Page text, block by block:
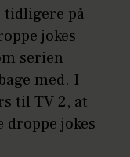
tidligere på
jokes
serien
med. I
til TV 2, at
jokes